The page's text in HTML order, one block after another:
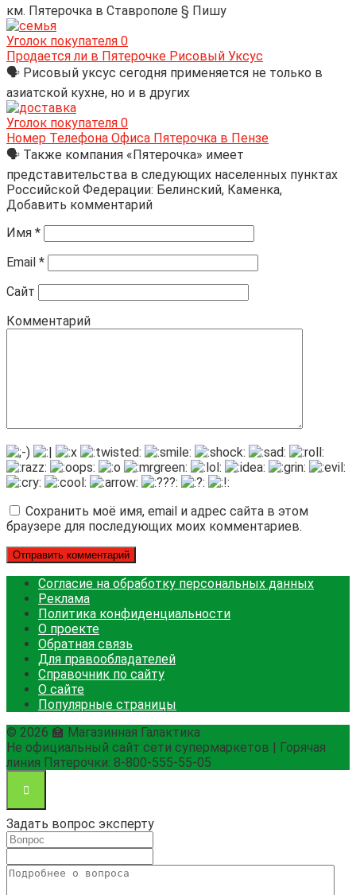
км. Пятерочка в Ставрополе § Пишу
Уголок покупателя 0
Продается ли в Пятерочке Рисовый Уксус
🗣 Рисовый уксус сегодня применяется не только в
азиатской кухне, но и в других
Уголок покупателя 0
Номер Телефона Офиса Пятерочка в Пензе
🗣 Также компания «Пятерочка» имеет
представительства в следующих населенных пунктах
Российской Федерации: Белинский, Каменка,
Добавить комментарий
Имя *
Email *
Сайт
Комментарий
Сохранить моё имя, email и адрес сайта в этом
браузере для последующих моих комментариев.
Согласие на обработку персональных данных
Реклама
Политика конфиденциальности
О проекте
Обратная связь
Для правообладателей
Справочник по сайту
О сайте
Популярные страницы
© 2026 🏫 Магазинная Галактика
Не официальный сайт сети супермаркетов | Горячая
линия Пятерочки: 8-800-555-55-05
Задать вопрос эксперту